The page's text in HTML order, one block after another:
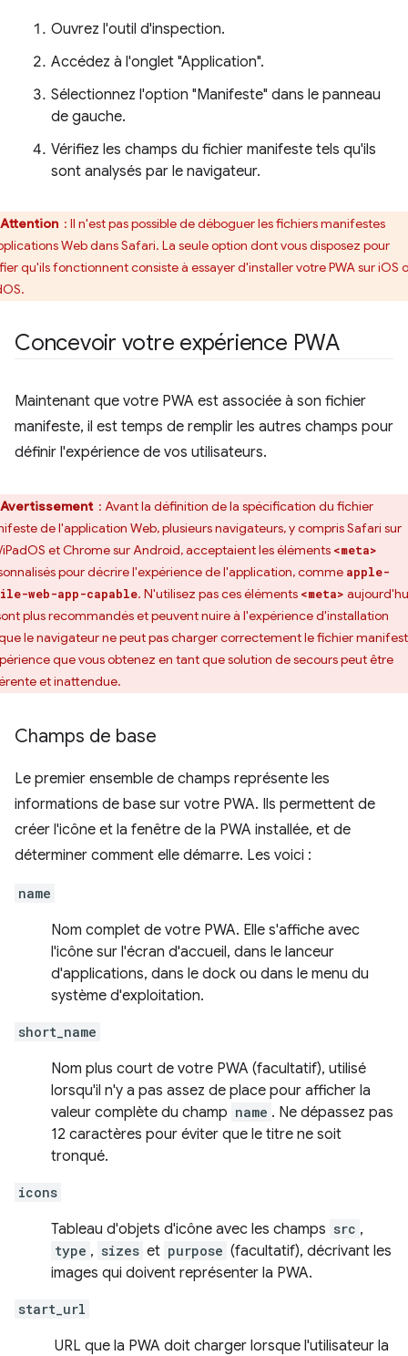
Ouvrez l'outil d'inspection.
Accédez à l'onglet "Application".
Sélectionnez l'option "Manifeste" dans le panneau
de gauche.
Vérifiez les champs du fichier manifeste tels qu'ils
sont analysés par le navigateur.
Attention : Il n'est pas possible de déboguer les fichiers manifestes
Web dans Safari. La seule option dont vous disposez pour
qu'ils fonctionnent consiste à essayer d'installer votre PWA sur iOS
Concevoir votre expérience PWA
Maintenant que votre PWA est associée à son fichier
manifeste, il est temps de remplir les autres champs pour
définir l'expérience de vos utilisateurs.
Avertissement : Avant la définition de la spécification du fichier
de l'application Web, plusieurs navigateurs, y compris Safari sur
iPadOS et Chrome sur Android, acceptaient les éléments <meta>
pour décrire l'expérience de l'application, comme apple-
web-app-capable. N'utilisez pas ces éléments <meta>
plus recommandés et peuvent nuire à l'expérience d'installation
le navigateur ne peut pas charger correctement le fichier
que vous obtenez en tant que solution de secours peut être
et inattendue.
Champs de base
Le premier ensemble de champs représente les
informations de base sur votre PWA. Ils permettent de
créer l'icône et la fenêtre de la PWA installée, et de
déterminer comment elle démarre. Les voici :
name
Nom complet de votre PWA. Elle s'affiche avec
l'icône sur l'écran d'accueil, dans le lanceur
d'applications, dans le dock ou dans le menu du
système d'exploitation.
short_name
Nom plus court de votre PWA (facultatif), utilisé
lorsqu'il n'y a pas assez de place pour afficher la
valeur complète du champ name . Ne dépassez pas
12 caractères pour éviter que le titre ne soit
tronqué.
icons
Tableau d'objets d'icône avec les champs src ,
type , sizes et purpose (facultatif), décrivant les
images qui doivent représenter la PWA.
start_url
URL que la PWA doit charger lorsque l'utilisateur la